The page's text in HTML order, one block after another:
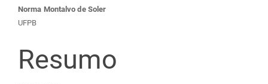
Conteúdo
do
artigo
Norma Montalvo de Soler
UFPB
Resumo